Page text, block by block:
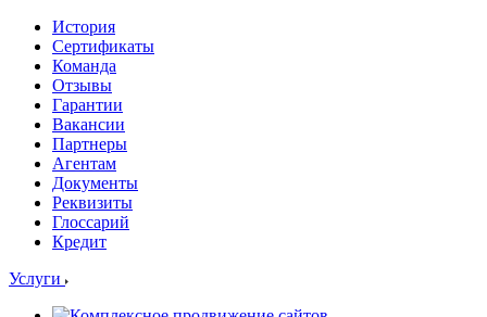
История
Сертификаты
Команда
Отзывы
Гарантии
Вакансии
Партнеры
Агентам
Документы
Реквизиты
Глоссарий
Кредит
Услуги